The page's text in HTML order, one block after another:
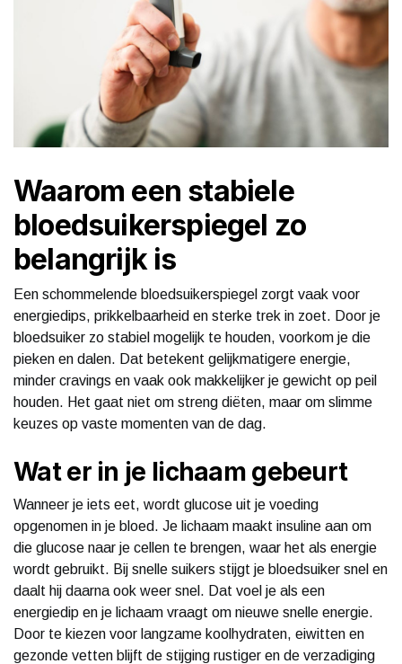
Waarom een stabiele
bloedsuikerspiegel zo
belangrijk is
Een schommelende bloedsuikerspiegel zorgt vaak voor
energiedips, prikkelbaarheid en sterke trek in zoet. Door je
bloedsuiker zo stabiel mogelijk te houden, voorkom je die
pieken en dalen. Dat betekent gelijkmatigere energie,
minder cravings en vaak ook makkelijker je gewicht op peil
houden. Het gaat niet om streng diëten, maar om slimme
keuzes op vaste momenten van de dag.
Wat er in je lichaam gebeurt
Wanneer je iets eet, wordt glucose uit je voeding
opgenomen in je bloed. Je lichaam maakt insuline aan om
die glucose naar je cellen te brengen, waar het als energie
wordt gebruikt. Bij snelle suikers stijgt je bloedsuiker snel en
daalt hij daarna ook weer snel. Dat voel je als een
energiedip en je lichaam vraagt om nieuwe snelle energie.
Door te kiezen voor langzame koolhydraten, eiwitten en
gezonde vetten blijft de stijging rustiger en de verzadiging